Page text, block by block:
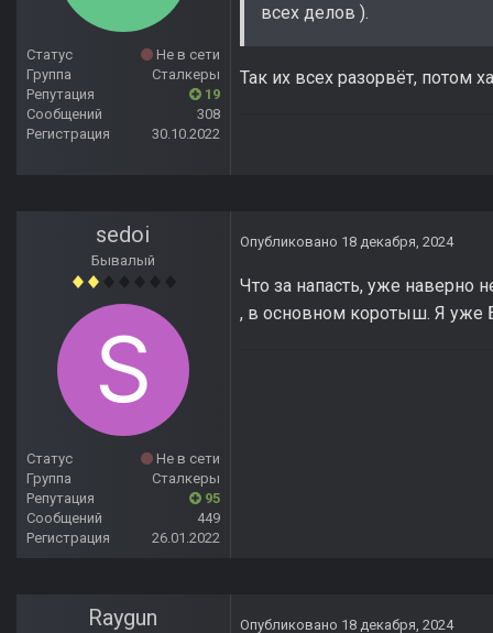
Статус
Не в сети
Группа
Сталкеры
Репутация
19
Сообщений
308
Регистрация
30.10.2022
всех делов ).
Так их всех разорвёт, потом
sedoi
Бывалый
Статус
Не в сети
Группа
Сталкеры
Репутация
95
Сообщений
449
Регистрация
26.01.2022
Опубликовано 18 декабря, 2024
Что за напасть, уже наверно
, в основном коротыш. Я уже
Raygun Опубликовано 18 декабря, 2024